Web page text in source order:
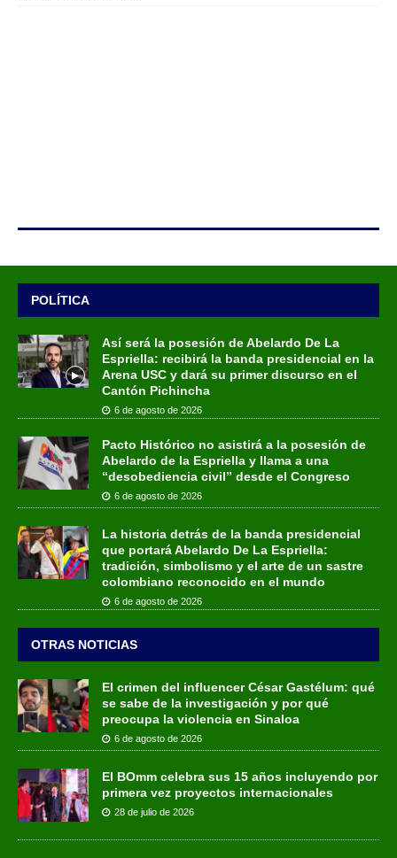
POLÍTICA
Así será la posesión de Abelardo De La
Espriella: recibirá la banda presidencial en la
Arena USC y dará su primer discurso en el
Cantón Pichincha
6 de agosto de 2026
Pacto Histórico no asistirá a la posesión de
Abelardo de la Espriella y llama a una
“desobediencia civil” desde el Congreso
6 de agosto de 2026
La historia detrás de la banda presidencial
que portará Abelardo De La Espriella:
tradición, simbolismo y el arte de un sastre
colombiano reconocido en el mundo
6 de agosto de 2026
OTRAS NOTICIAS
El crimen del influencer César Gastélum: qué
se sabe de la investigación y por qué
preocupa la violencia en Sinaloa
6 de agosto de 2026
El BOmm celebra sus 15 años incluyendo por
primera vez proyectos internacionales
28 de julio de 2026